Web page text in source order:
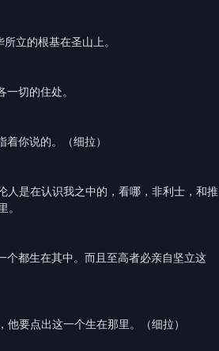
立的根基在圣山上。
切的住处。
你说的。（细拉）
人是在认识我之中的，看哪，非利士，和推
。
个都生在其中。而且至高者必亲自坚立这
要点出这一个生在那里。（细拉）